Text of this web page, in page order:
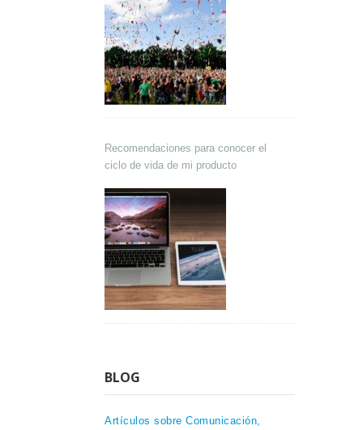
Recomendaciones para conocer el
ciclo de vida de mi producto
BLOG
Artículos sobre Comunicación,